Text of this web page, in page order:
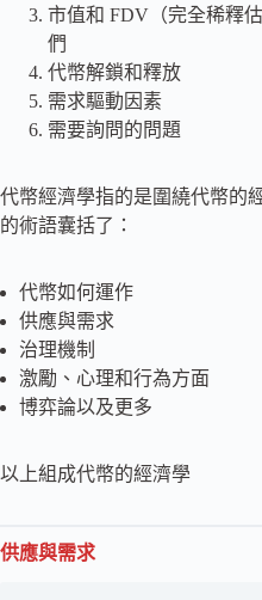
市值和 FDV（完全稀釋
們
代幣解鎖和釋放
需求驅動因素
需要詢問的問題
代幣經濟學指的是圍繞代幣的
的術語囊括了：
代幣如何運作
供應與需求
治理機制
激勵、心理和行為方面
博弈論以及更多
以上組成代幣的經濟學
供應與需求